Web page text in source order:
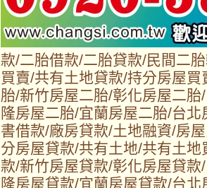
款/二胎借款/二胎貸款/民間二
買賣/共有土地貸款/持分房屋
胎/新竹房屋二胎/彰化房屋二
隆房屋二胎/宜蘭房屋二胎/台
書借款/廠房貸款/土地融資/房
分房屋貸款/共有土地/共有土
款/新竹房屋貸款/彰化房屋貸
隆房屋貸款/宜蘭房屋貸款/台